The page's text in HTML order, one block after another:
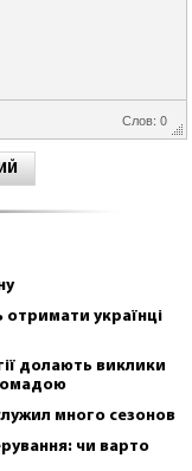
Слов: 0
отримати українці
долають виклики
много сезонов
чи варто